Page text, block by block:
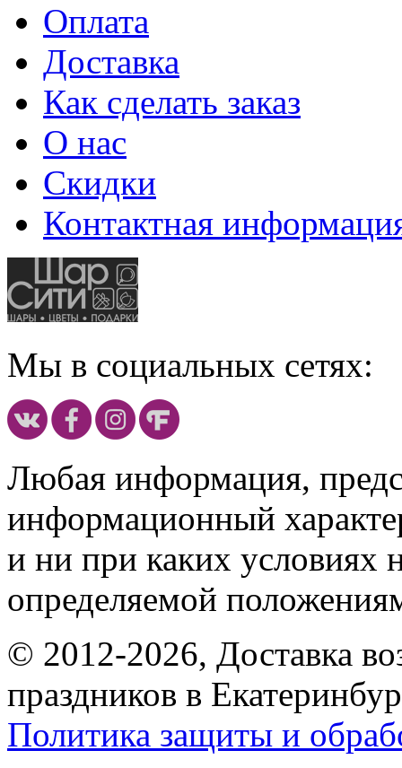
Оплата
Доставка
Как сделать заказ
О нас
Скидки
Контактная
Мы в социальных сетях:
Любая информация,
информационный
и ни при каких условиях
определяемой
© 2012-2026, Доставка
праздников в
Политика защиты и